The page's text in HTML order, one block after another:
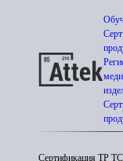
Сертификация ТР